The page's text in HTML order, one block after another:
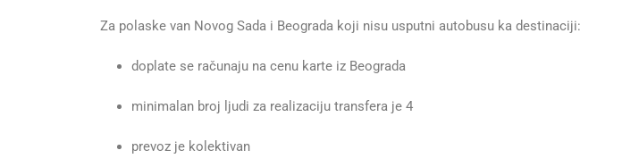
Za polaske van Novog Sada i Beograda koji nisu usputni autobusu ka destinaciji:
doplate se računaju na cenu karte iz Beograda
minimalan broj ljudi za realizaciju transfera je 4
prevoz je kolektivan